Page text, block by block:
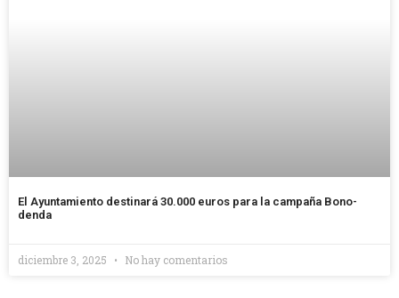
El Ayuntamiento destinará 30.000 euros para la campaña Bono-
denda
diciembre 3, 2025 No hay comentarios